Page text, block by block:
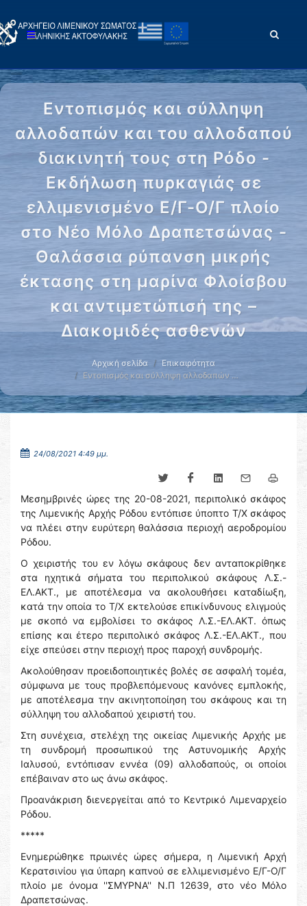
Εντοπισμός και σύλληψη
αλλοδαπών και του αλλοδαπού
διακινητή τους στη Ρόδο -
Εκδήλωση πυρκαγιάς σε
ελλιμενισμένο Ε/Γ-Ο/Γ πλοίο
στο Νέο Μόλο Δραπετσώνας -
Θαλάσσια ρύπανση μικρής
έκτασης στη μαρίνα Φλοίσβου
και αντιμετώπισή της –
Διακομιδές ασθενών
Αρχική σελίδα
Επικαιρότητα
Εντοπισμός και σύλληψη αλλοδαπών …
24/08/2021 4:49 μμ.
Μεσημβρινές ώρες της 20-08-2021, περιπολικό σκάφος
της Λιμενικής Αρχής Ρόδου εντόπισε ύποπτο Τ/Χ σκάφος
να πλέει στην ευρύτερη θαλάσσια περιοχή αεροδρομίου
Ρόδου.
Ο χειριστής του εν λόγω σκάφους δεν ανταποκρίθηκε
στα ηχητικά σήματα του περιπολικού σκάφους Λ.Σ.-
ΕΛ.ΑΚΤ., με αποτέλεσμα να ακολουθήσει καταδίωξη,
κατά την οποία το Τ/Χ εκτελούσε επικίνδυνους ελιγμούς
με σκοπό να εμβολίσει το σκάφος Λ.Σ.-ΕΛ.ΑΚΤ. όπως
επίσης και έτερο περιπολικό σκάφος Λ.Σ.-ΕΛ.ΑΚΤ., που
είχε σπεύσει στην περιοχή προς παροχή συνδρομής.
Ακολούθησαν προειδοποιητικές βολές σε ασφαλή τομέα,
σύμφωνα με τους προβλεπόμενους κανόνες εμπλοκής,
με αποτέλεσμα την ακινητοποίηση του σκάφους και τη
σύλληψη του αλλοδαπού χειριστή του.
Στη συνέχεια, στελέχη της οικείας Λιμενικής Αρχής με
τη συνδρομή προσωπικού της Αστυνομικής Αρχής
Ιαλυσού, εντόπισαν εννέα (09) αλλοδαπούς, οι οποίοι
επέβαιναν στο ως άνω σκάφος.
Προανάκριση διενεργείται από το Κεντρικό Λιμεναρχείο
Ρόδου.
*****
Ενημερώθηκε πρωινές ώρες σήμερα, η Λιμενική Αρχή
Κερατσινίου για ύπαρη καπνού σε ελλιμενισμένο Ε/Γ-Ο/Γ
πλοίο με όνομα ''ΣΜΥΡΝΑ'' Ν.Π 12639, στο νέο Μόλο
Δραπετσώνας.